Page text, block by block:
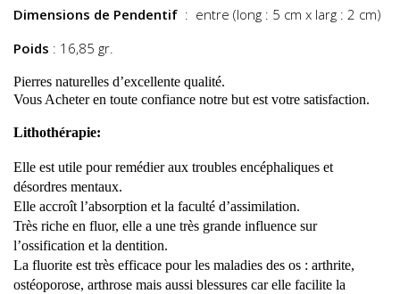
Dimensions de Pendentif : entre (long : 5 cm x larg : 2 cm)
Poids : 16,85 gr.
Pierres naturelles d’excellente qualité.
Vous Acheter en toute confiance notre but est votre satisfaction.
Lithothérapie:
Elle est utile pour remédier aux troubles encéphaliques et
désordres mentaux.
Elle accroît l’absorption et la faculté d’assimilation.
Très riche en fluor, elle a une très grande influence sur
l’ossification et la dentition.
La fluorite est très efficace pour les maladies des os : arthrite,
ostéoporose, arthrose mais aussi blessures car elle facilite la